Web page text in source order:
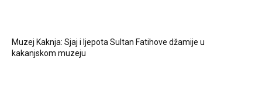
Muzej Kaknja: Sjaj i ljepota Sultan Fatihove džamije u
kakanjskom muzeju